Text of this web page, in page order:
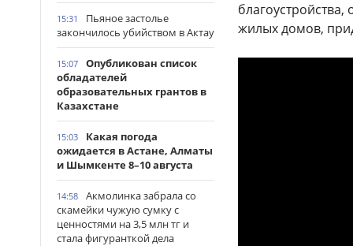
15:31
Пьяное застолье
закончилось убийством в Актау
15:07
Опубликован список
обладателей
образовательных грантов в
Казахстане
15:03
Какая погода
ожидается в Астане, Алматы
и Шымкенте 8–10 августа
14:58
Акмолинка забрала со
скамейки чужую сумку с
ценностями на 3,5 млн тг и
стала фигуранткой дела
жилых домов,